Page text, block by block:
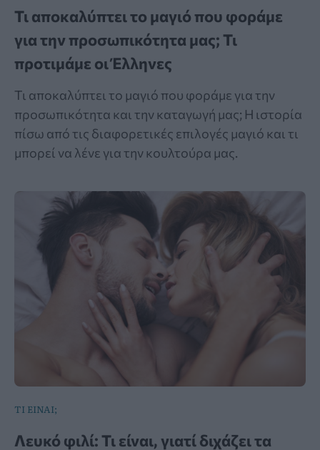
Τι αποκαλύπτει το μαγιό που φοράμε
για την προσωπικότητα μας; Τι
προτιμάμε οι Έλληνες
Τι αποκαλύπτει το μαγιό που φοράμε για την
προσωπικότητα και την καταγωγή μας; Η ιστορία
πίσω από τις διαφορετικές επιλογές μαγιό και τι
μπορεί να λένε για την κουλτούρα μας.
ΤΙ ΕΙΝΑΙ;
Λευκό φιλί: Τι είναι, γιατί διχάζει τα